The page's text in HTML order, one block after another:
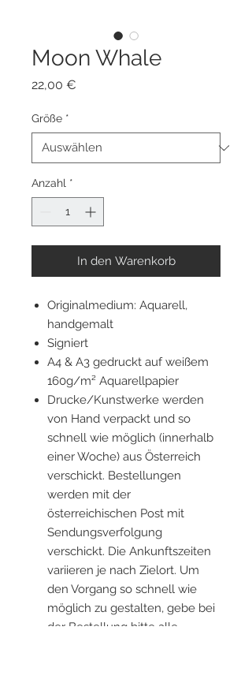
Moon Whale
22,00 €
Größe *
Anzahl *
In den Warenkorb
Originalmedium: Aquarell,
handgemalt
Signiert
A4 & A3 gedruckt auf weißem
160g/m² Aquarellpapier
Drucke/Kunstwerke werden
von Hand verpackt und so
schnell wie möglich (innerhalb
einer Woche) aus Österreich
verschickt. Bestellungen
werden mit der
österreichischen Post mit
Sendungsverfolgung
verschickt. Die Ankunftszeiten
variieren je nach Zielort. Um
den Vorgang so schnell wie
möglich zu gestalten, gebe bei
der Bestellung bitte alle